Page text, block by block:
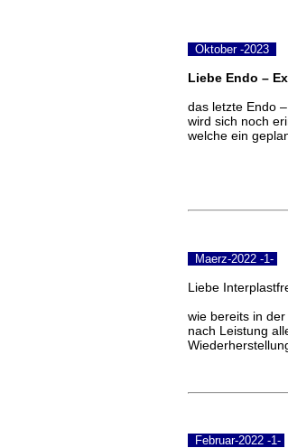
Oktober -2023
Liebe Endo –
das letzte Endo
wird sich noch
welche ein
Maerz-2022 -1-
Liebe
wie bereits in
nach Leistung
Februar-2022 -1-